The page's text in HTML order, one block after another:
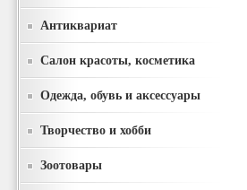
Антиквариат
Салон красоты, косметика
Одежда, обувь и аксессуары
Творчество и хобби
Зоотовары